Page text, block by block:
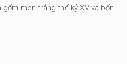
men trắng thế kỷ XV và bốn